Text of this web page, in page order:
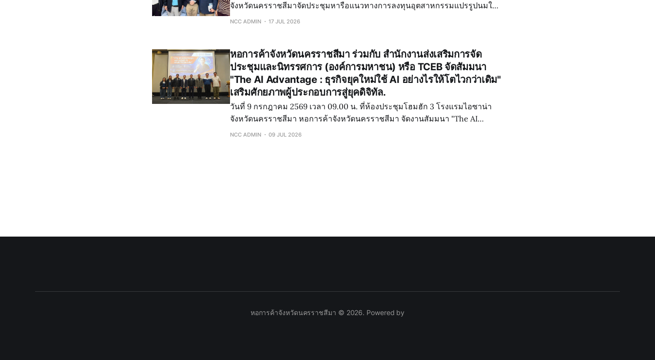
จังหวัดนครราชสีมาจัดประชุมหารือแนวทางการลงทุนอุตสาหกรรมแปรรูปนมใน
จังหวัดนครราชสีมา มีผู้เข้าร่วมจากหลากหลายภาคส่วน ประกอบด้วย หอการค้า
NCC ADMIN 17 JUL 2026
หอการค้าจังหวัดนครราชสีมา ร่วมกับ สำนักงานส่งเสริมการจัด
ประชุมและนิทรรศการ (องค์การมหาชน) หรือ TCEB จัดสัมมนา
"The AI Advantage : ธุรกิจยุคใหม่ใช้ AI อย่างไรให้โตไวกว่าเดิม"
เสริมศักยภาพผู้ประกอบการสู่ยุคดิจิทัล.
วันที่ 9 กรกฎาคม 2569 เวลา 09.00 น. ที่ห้องประชุมโฮมฮัก 3 โรงแรมไอซาน่า
จังหวัดนครราชสีมา หอการค้าจังหวัดนครราชสีมา จัดงานสัมมนา "The AI
Advantage : ธุรกิจยุคใหม่ใช้ AI อย่างไรให้โตไวกว่าเดิม" เพื่อเสริมสร้างองค์ความ
NCC ADMIN 09 JUL 2026
หอการค้าจังหวัดนครราชสีมา © 2026. Powered by